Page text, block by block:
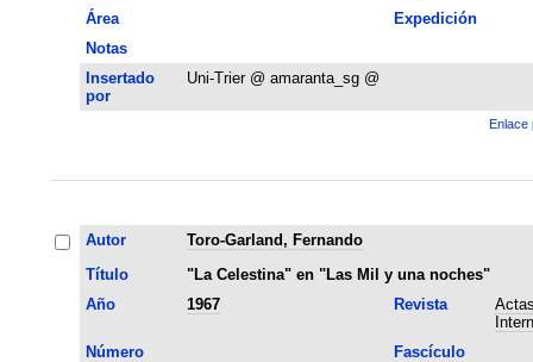
Área
Expedición
Notas
Insertado
por
Uni-Trier @ amaranta_sg @
Enlace
Autor
Toro-Garland, Fernando
Título
"La Celestina" en "Las Mil y una noches"
Año
1967 Revista
Número
Fascículo